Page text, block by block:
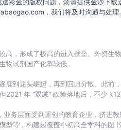
彩金的版权问题，烦请提供金沙下
，我们将及时沟通与处理
高，形成了极高的进入壁垒。外资
物试剂国产化率较低。
鹿到龙头崛起，再到回归分散。此
2021 年 “双减” 政策落地后，不少
业务层面受到重创的教育企业，挤
型等，构建起覆盖小初高全学科的